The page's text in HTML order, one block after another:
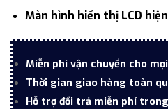
Màn hình hiển thị LCD hiện
Miễn phí vận chuyển cho
Thời gian giao hàng toàn
Hỗ trợ đổi trả miễn phí